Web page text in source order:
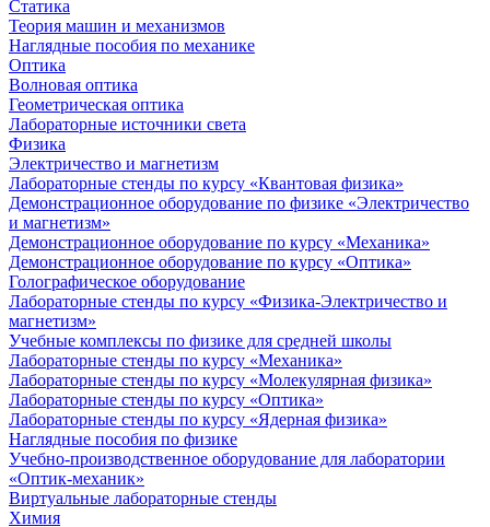
Статика
Теория машин и механизмов
Наглядные пособия по механике
Оптика
Волновая оптика
Геометрическая оптика
Лабораторные источники света
Физика
Электричество и магнетизм
Лабораторные стенды по курсу «Квантовая физика»
Демонстрационное оборудование по физике «Электричество
и магнетизм»
Демонстрационное оборудование по курсу «Механика»
Демонстрационное оборудование по курсу «Оптика»
Голографическое оборудование
Лабораторные стенды по курсу «Физика-Электричество и
магнетизм»
Учебные комплексы по физике для средней школы
Лабораторные стенды по курсу «Механика»
Лабораторные стенды по курсу «Молекулярная физика»
Лабораторные стенды по курсу «Оптика»
Лабораторные стенды по курсу «Ядерная физика»
Наглядные пособия по физике
Учебно-производственное оборудование для лаборатории
«Оптик-механик»
Виртуальные лабораторные стенды
Химия